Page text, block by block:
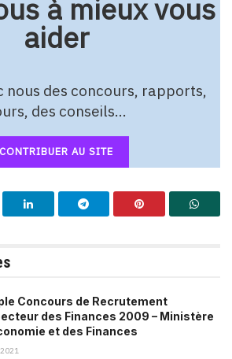
à mieux vous
aider
nous des concours, rapports,
des conseils…
CONTRIBUER AU SITE
Concours de Recrutement
des Finances 2009 – Ministère
et des Finances